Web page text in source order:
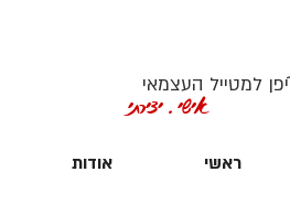
יפן למטייל העצמאי
אישי. יצירתי
ראשי אודות